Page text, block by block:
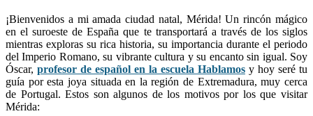
¡Bienvenidos a mi amada ciudad natal, Mérida! Un rincón mágico
en el suroeste de España que te transportará a través de los siglos
mientras exploras su rica historia, su importancia durante el periodo
del Imperio Romano, su vibrante cultura y su encanto sin igual. Soy
Óscar, profesor de español en la escuela Hablamos y hoy seré tu
guía por esta joya situada en la región de Extremadura, muy cerca
de Portugal. Estos son algunos de los motivos por los que visitar
Mérida: